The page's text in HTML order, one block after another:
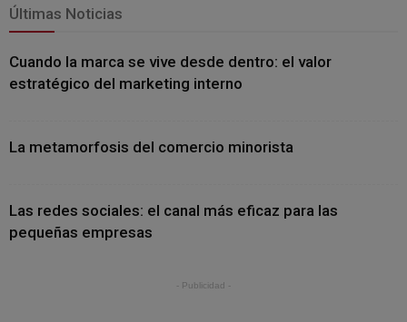
Últimas Noticias
Cuando la marca se vive desde dentro: el valor
estratégico del marketing interno
La metamorfosis del comercio minorista
Las redes sociales: el canal más eficaz para las
pequeñas empresas
- Publicidad -